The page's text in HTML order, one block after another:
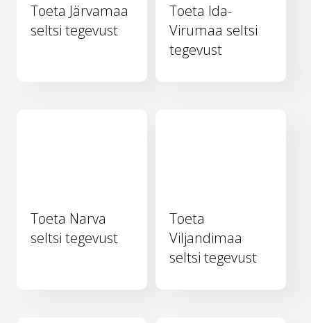
Toeta Järvamaa
seltsi tegevust
Toeta Ida-
Virumaa seltsi
tegevust
Toeta Narva
seltsi tegevust
Toeta
Viljandimaa
seltsi tegevust